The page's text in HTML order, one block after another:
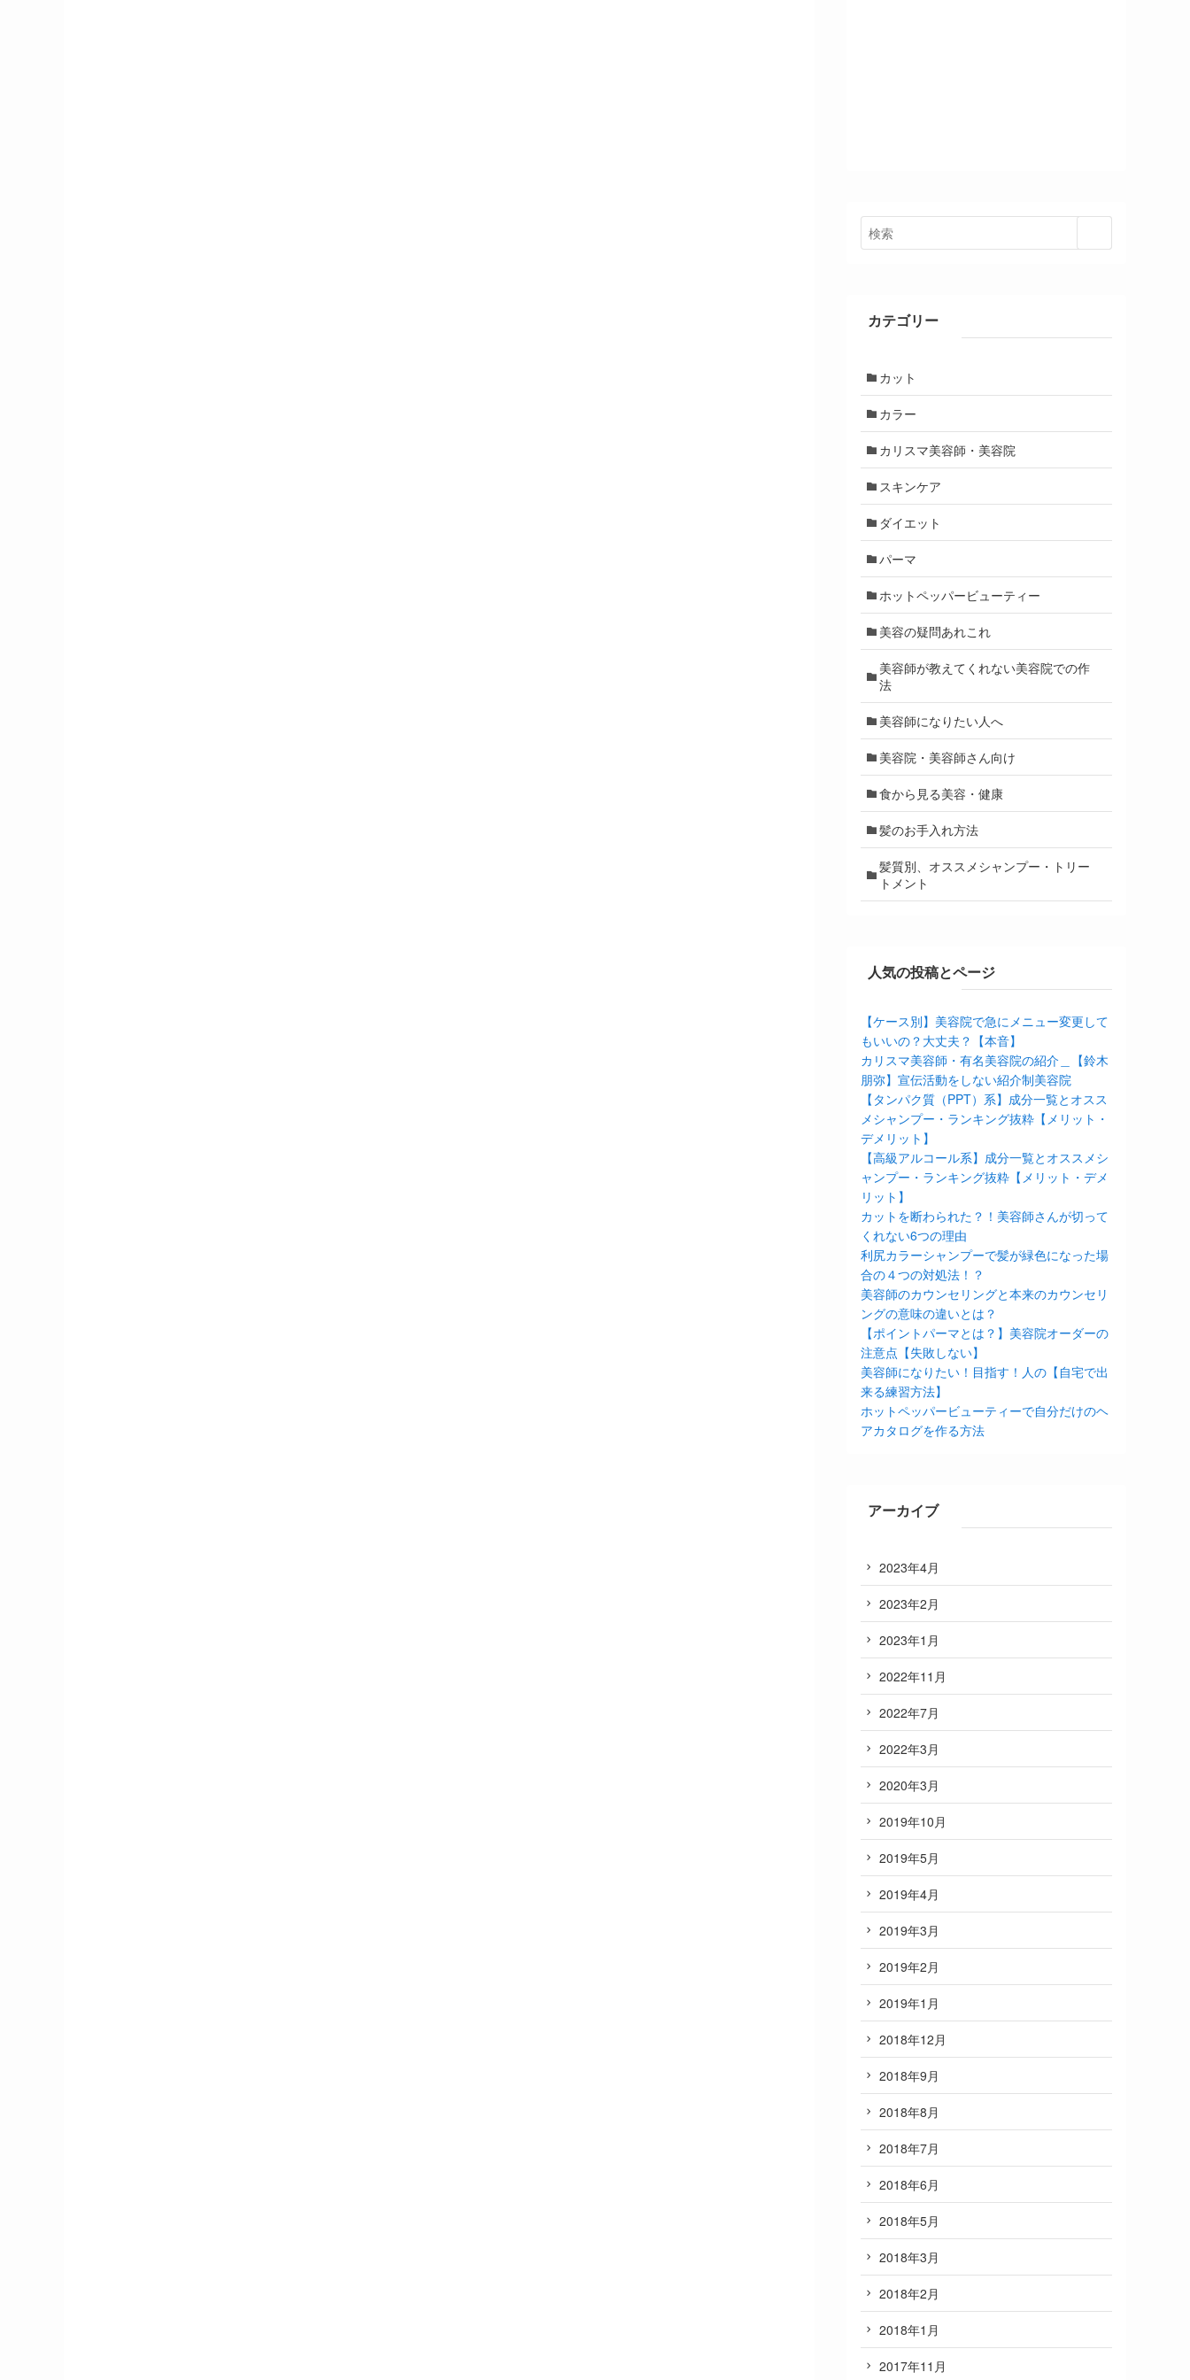
カテゴリー
カット
カラー
カリスマ美容師・美容院
スキンケア
ダイエット
パーマ
ホットペッパービューティー
美容の疑問あれこれ
美容師が教えてくれない美容院での作
法
美容師になりたい人へ
美容院・美容師さん向け
食から見る美容・健康
髪のお手入れ方法
髪質別、オススメシャンプー・トリー
トメント
人気の投稿とページ
【ケース別】美容院で急にメニュー変更して
もいいの？大丈夫？【本音】
カリスマ美容師・有名美容院の紹介＿【鈴木
朋弥】宣伝活動をしない紹介制美容院
【タンパク質（PPT）系】成分一覧とオスス
メシャンプー・ランキング抜粋【メリット・
デメリット】
【高級アルコール系】成分一覧とオススメシ
ャンプー・ランキング抜粋【メリット・デメ
リット】
カットを断わられた？！美容師さんが切って
くれない6つの理由
利尻カラーシャンプーで髪が緑色になった場
合の４つの対処法！？
美容師のカウンセリングと本来のカウンセリ
ングの意味の違いとは？
【ポイントパーマとは？】美容院オーダーの
注意点【失敗しない】
美容師になりたい！目指す！人の【自宅で出
来る練習方法】
ホットペッパービューティーで自分だけのヘ
アカタログを作る方法
アーカイブ
2023年4月
2023年2月
2023年1月
2022年11月
2022年7月
2022年3月
2020年3月
2019年10月
2019年5月
2019年4月
2019年3月
2019年2月
2019年1月
2018年12月
2018年9月
2018年8月
2018年7月
2018年6月
2018年5月
2018年3月
2018年2月
2018年1月
2017年11月